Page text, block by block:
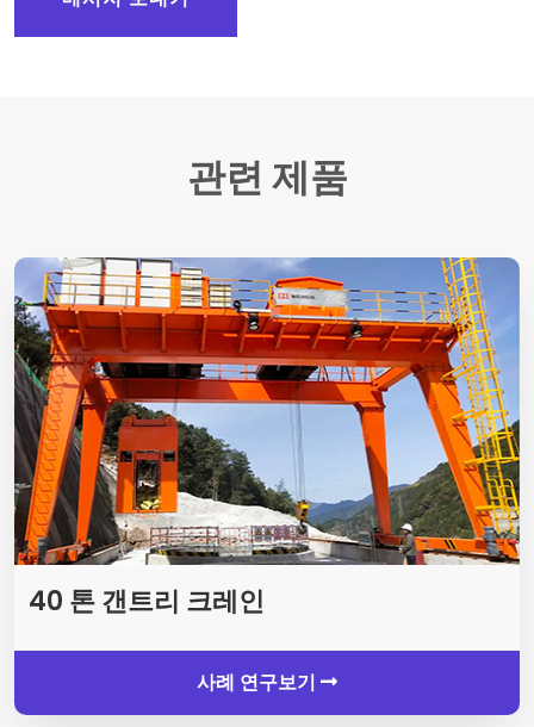
관련 제품
40 톤 갠트리 크레인
사례 연구보기